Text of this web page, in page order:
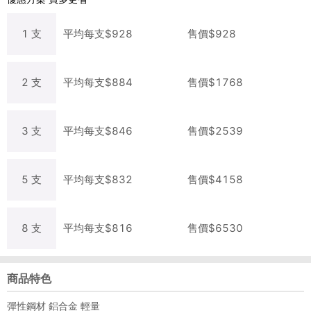
1 支 平均每支$928 售價$928
2 支 平均每支$884 售價$1768
3 支 平均每支$846 售價$2539
5 支 平均每支$832 售價$4158
8 支 平均每支$816 售價$6530
商品特色
彈性鋼材 鋁合金 輕量